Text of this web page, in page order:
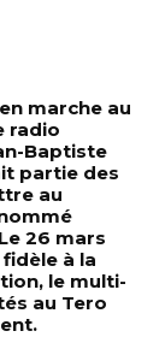
marche au
radio
Baptiste
partie des
au
26 mars
à la
le multi-
au Tero